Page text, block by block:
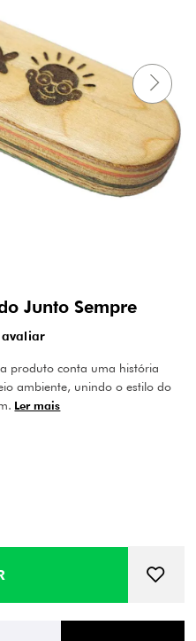
Junto Sempre
avaliar
produto conta uma história
ambiente, unindo o estilo do
Ler mais